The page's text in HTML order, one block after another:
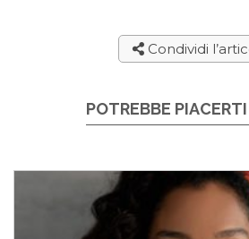
Condividi
POTREBBE